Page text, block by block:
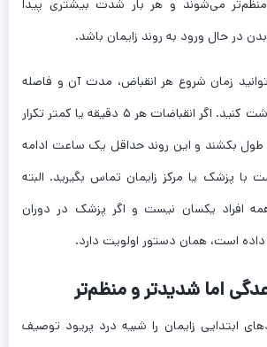
منظم‌تر می‌شوند و هر بار شدت بیشتری پیدا
در حال ورود به روند زایمان باشد.
زمان شروع هر انقباض، مدت آن و فاصله
بین انقباضات را یادداشت کنید. اگر انقباضات هر ۵ دقیقه یا کمتر تکرار
حدود ۶۰ ثانیه طول بکشند و این روند حداقل یک ساعت ادامه
با پزشک یا مرکز زایمان تماس بگیرید. البته
افراد یکسان نیست و اگر پزشک در دوران
است، همان دستور اولویت دارد.
ابتدایی زایمان را شبیه درد پریود توصیف